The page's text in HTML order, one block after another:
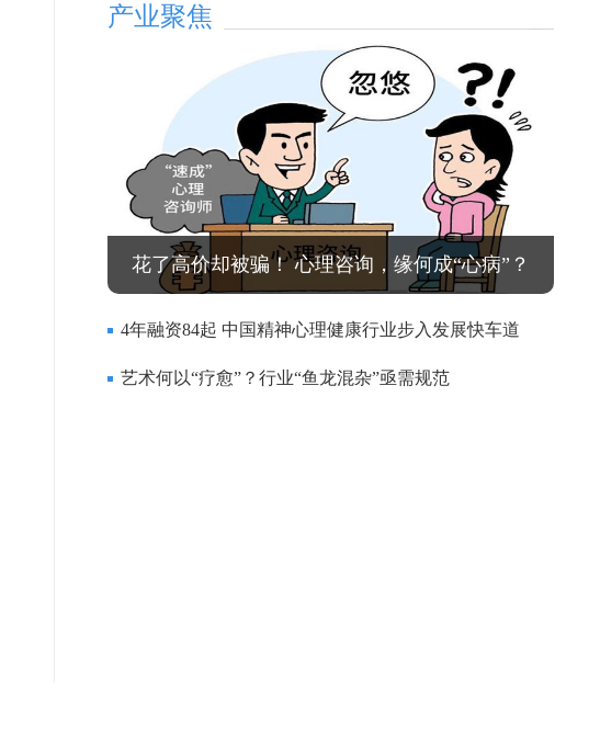
产业聚焦
花了高价却被骗！ 心理咨询，缘何成“心病”？
4年融资84起 中国精神心理健康行业步入发展快车道
艺术何以“疗愈”？行业“鱼龙混杂”亟需规范